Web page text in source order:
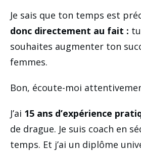
Je sais que ton temps est
donc directement au fait :
souhaites augmenter ton
femmes.
Bon, écoute-moi
J’ai 15 ans d’expérience
de drague. Je suis coach en
temps. Et j’ai un diplôme